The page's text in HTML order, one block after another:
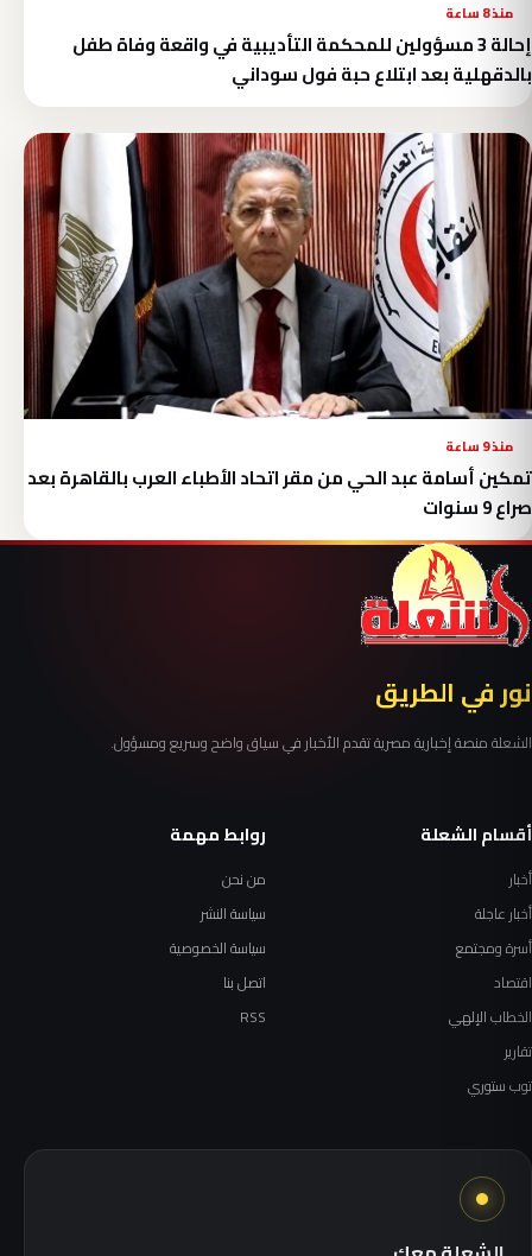
منذ 8 ساعة
إحالة 3 مسؤولين للمحكمة التأديبية في واقعة وفاة طفل
بالدقهلية بعد ابتلاع حبة فول سوداني
منذ 9 ساعة
تمكين أسامة عبد الحي من مقر اتحاد الأطباء العرب بالقاهرة بعد
صراع 9 سنوات
نور في الطريق
الشعلة منصة إخبارية مصرية تقدم الأخبار في سياق واضح وسريع ومسؤول.
أقسام الشعلة
أخبار
أخبار عاجلة
أسرة ومجتمع
اقتصاد
الخطاب الإلهي
تقارير
توب ستوري
روابط مهمة
من نحن
سياسة النشر
سياسة الخصوصية
اتصل بنا
RSS